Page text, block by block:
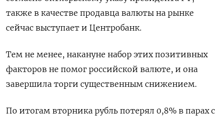
также в качестве продавца валюты на рынке
сейчас выступает и Центробанк.
Тем не менее, накануне набор этих позитивных
факторов не помог российской валюте, и она
завершила торги существенным снижением.
По итогам вторника рубль потерял 0,8% в парах с